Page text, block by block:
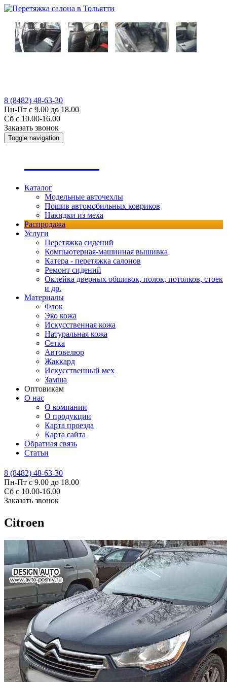
8 (8482) 48-63-30
Пн-Пт с 9.00 до 18.00
Сб с 10.00-16.00
Заказать звонок
Toggle navigation
Каталог
Модельные авточехлы
Пошив автомобильных ковриков
Накидки из меха
Распродажа
Услуги
Перетяжка сидений
Компьютерная-машинная вышивка
Катера - перетяжка салонов
Ремонт сидений
Оклейка дверных обшивок, полок, потолков, стоек
и др.
Материалы
Флок
Эко кожа
Искусственная кожа
Натуральная кожа
Сетка
Автовелюр
Жаккард
Искусственный мех
Замша
Оптовикам
О нас
О компании
О продукции
Карта проезда
Карта сайта
Обратная связь
Статьи
8 (8482) 48-63-30
Пн-Пт с 9.00 до 18.00
Сб с 10.00-16.00
Заказать звонок
Citroen